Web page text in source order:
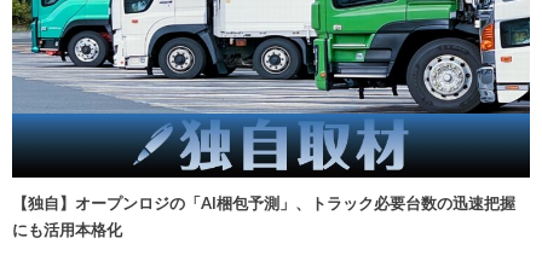
【独自】オープンロジの「AI梱包予測」、トラック必要台数の迅速把握
にも活用本格化